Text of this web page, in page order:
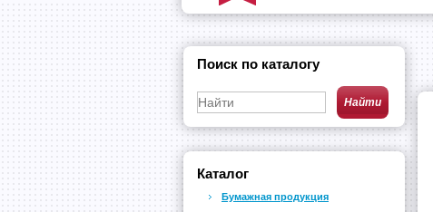
Поиск по каталогу
Каталог
Бумажная продукция